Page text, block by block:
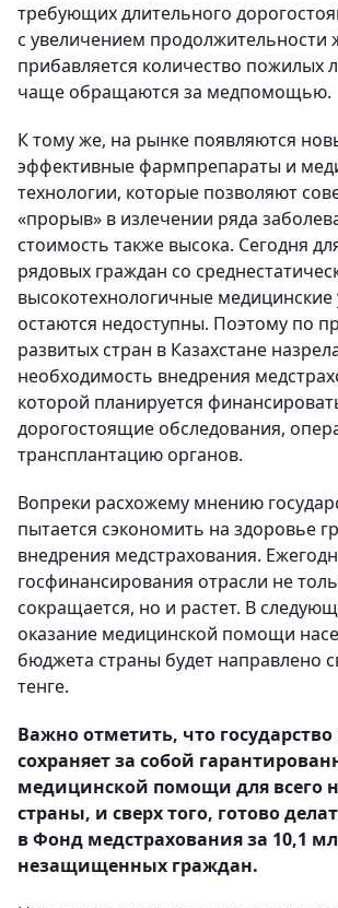
требующих длительного
с увеличением продолжительности
прибавляется количество пожилых
чаще обращаются за медпомощью.
К тому же, на рынке появляются
эффективные фармпрепараты и
технологии, которые позволяют
«прорыв» в излечении ряда
стоимость также высока. Сегодня
рядовых граждан со
высокотехнологичные медицинские
остаются недоступны. Поэтому по
развитых стран в Казахстане
необходимость внедрения
которой планируется
дорогостоящие обследования,
трансплантацию органов.
Вопреки расхожему мнению
пытается сэкономить на здоровье
внедрения медстрахования.
госфинансирования отрасли не
сокращается, но и растет. В
оказание медицинской помощи
бюджета страны будет направлено
тенге.
Важно отметить, что
сохраняет за собой
медицинской помощи для всего
страны, и сверх того, готово
в Фонд медстрахования за 10,1
незащищенных граждан.